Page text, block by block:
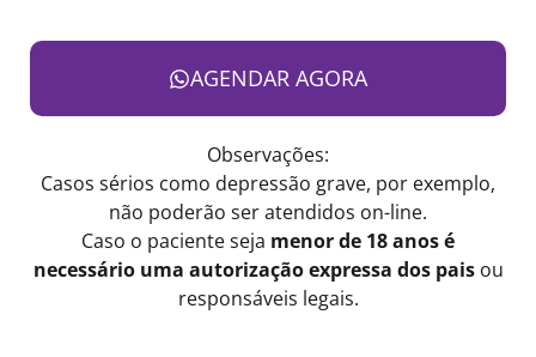
AGENDAR AGORA
Observações:
Casos sérios como depressão grave, por exemplo,
não poderão ser atendidos on-line.
Caso o paciente seja menor de 18 anos é
necessário uma autorização expressa dos paisou
responsáveis legais.